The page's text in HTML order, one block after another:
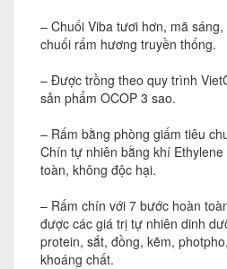
– Chuối Viba tươi hơn, mã
chuối rấm hương truyền thống.
– Được trồng theo quy trình
sản phẩm OCOP 3 sao.
– Rấm bằng phòng giấm tiêu
Chín tự nhiên bằng khí
toàn, không độc hại.
– Rấm chín với 7 bước hoàn
được các giá trị tự nhiên dinh
protein, sắt, đồng, kẽm,
khoáng chất.